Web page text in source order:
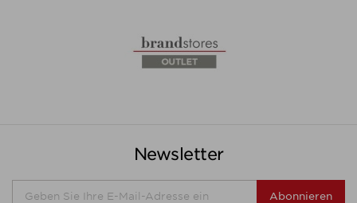
Newsletter
Abonnieren